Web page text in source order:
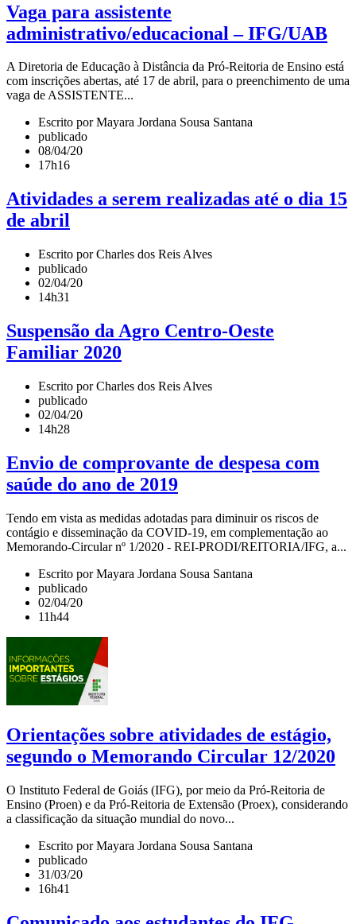
Vaga para assistente
administrativo/educacional – IFG/UAB
A Diretoria de Educação à Distância da Pró-Reitoria de Ensino está
com inscrições abertas, até 17 de abril, para o preenchimento de uma
vaga de ASSISTENTE...
Escrito por Mayara Jordana Sousa Santana
publicado
08/04/20
17h16
Atividades a serem realizadas até o dia 15
de abril
Escrito por Charles dos Reis Alves
publicado
02/04/20
14h31
Suspensão da Agro Centro-Oeste
Familiar 2020
Escrito por Charles dos Reis Alves
publicado
02/04/20
14h28
Envio de comprovante de despesa com
saúde do ano de 2019
Tendo em vista as medidas adotadas para diminuir os riscos de
contágio e disseminação da COVID-19, em complementação ao
Memorando-Circular nº 1/2020 - REI-PRODI/REITORIA/IFG, a...
Escrito por Mayara Jordana Sousa Santana
publicado
02/04/20
11h44
Orientações sobre atividades de estágio,
segundo o Memorando Circular 12/2020
O Instituto Federal de Goiás (IFG), por meio da Pró-Reitoria de
Ensino (Proen) e da Pró-Reitoria de Extensão (Proex), considerando
a classificação da situação mundial do novo...
Escrito por Mayara Jordana Sousa Santana
publicado
31/03/20
16h41